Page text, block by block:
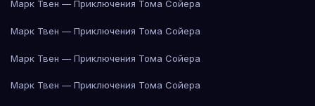
Марк Твен — Приключения Тома Сойера
Марк Твен — Приключения Тома Сойера
Марк Твен — Приключения Тома Сойера
Марк Твен — Приключения Тома Сойера